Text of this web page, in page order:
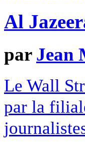
Al
par Jean
Le Wall
par la